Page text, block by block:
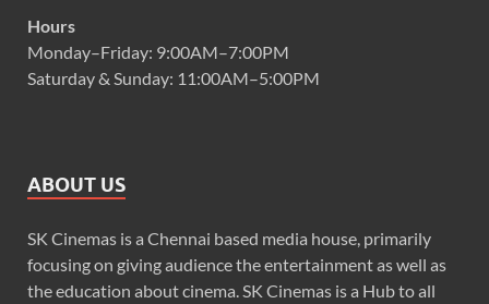
Hours
Monday–Friday: 9:00AM–7:00PM
Saturday & Sunday: 11:00AM–5:00PM
ABOUT US
SK Cinemas is a Chennai based media house, primarily
focusing on giving audience the entertainment as well as
the education about cinema. SK Cinemas is a Hub to all